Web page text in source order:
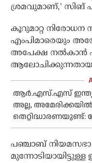
ശ്രമവുമാണ്,’ സിങ്
കൂറുമാറ്റ നിരോധന
എംപിമാരെയും
അപേക്ഷ നല്‍കാന്‍
ആര്‍.എസ്.എസ്
അല്ല,
പഞ്ചാബ് നിയമസഭാ